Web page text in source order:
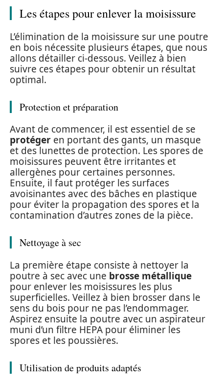
Les étapes pour enlever la moisissure
L’élimination de la moisissure sur une poutre
en bois nécessite plusieurs étapes, que nous
allons détailler ci-dessous. Veillez à bien
suivre ces étapes pour obtenir un résultat
optimal.
Protection et préparation
Avant de commencer, il est essentiel de se
protéger en portant des gants, un masque
et des lunettes de protection. Les spores de
moisissures peuvent être irritantes et
allergènes pour certaines personnes.
Ensuite, il faut protéger les surfaces
avoisinantes avec des bâches en plastique
pour éviter la propagation des spores et la
contamination d’autres zones de la pièce.
Nettoyage à sec
La première étape consiste à nettoyer la
poutre à sec avec une brosse métallique
pour enlever les moisissures les plus
superficielles. Veillez à bien brosser dans le
sens du bois pour ne pas l’endommager.
Aspirez ensuite la poutre avec un aspirateur
muni d’un filtre HEPA pour éliminer les
spores et les poussières.
Utilisation de produits adaptés